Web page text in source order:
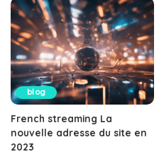
blog
French streaming La
nouvelle adresse du site en
2023